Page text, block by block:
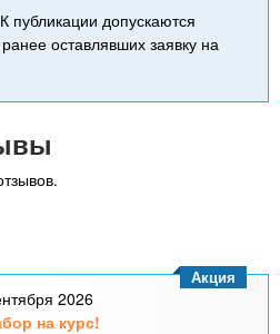
публикации допускаются
оставлявших заявку на
2026
на курс!
Акция